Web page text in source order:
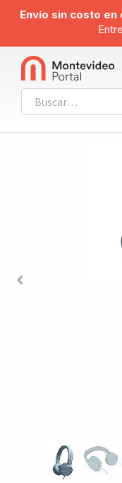
Envío sin costo